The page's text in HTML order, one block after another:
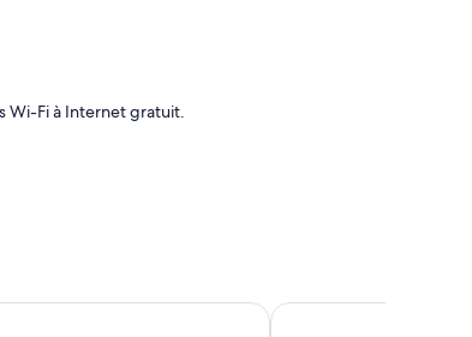
Wi-Fi à Internet gratuit.
Cavoye ibis budget